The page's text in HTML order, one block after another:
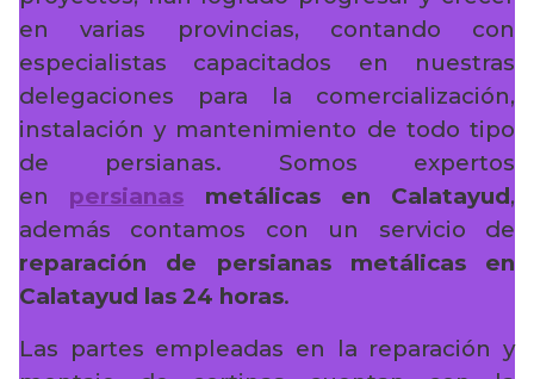
en varias provincias, contando con
especialistas capacitados en nuestras
delegaciones para la comercialización,
instalación y mantenimiento de todo tipo
de persianas. Somos expertos
en persianas metálicas en Calatayud,
además contamos con un servicio de
reparación de persianas metálicas en
Calatayud las 24 horas.
Las partes empleadas en la reparación y